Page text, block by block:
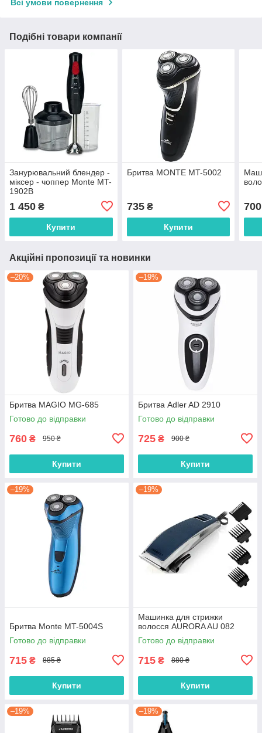
Всі умови повернення
Подібні товари компанії
Занурювальний блендер -
міксер - чоппер Monte MT-
1902B
1 450 ₴
Купити
Бритва MONTE MT-5002
735₴
Купити
700
Акційні пропозиції та новинки
–20%
Бритва MAGIO MG-685
Готово до відправки
760 ₴ 950 ₴
Купити
–19%
Бритва Adler AD 2910
Готово до відправки
725 ₴ 900 ₴
Купити
–19%
Бритва Monte MT-5004S
Готово до відправки
715 ₴ 885 ₴
Купити
–19%
Машинка для стрижки
волосся AURORA AU 082
Готово до відправки
715 ₴ 880 ₴
Купити
–19% –19%